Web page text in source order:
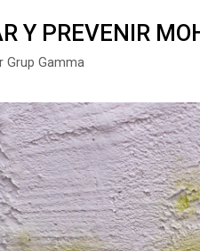
Y PREVENIR
Grup Gamma